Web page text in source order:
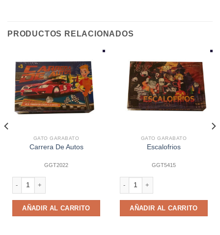
PRODUCTOS RELACIONADOS
GATO GARABATO
Carrera De Autos
GGT2022
AÑADIR AL CARRITO
GATO GARABATO
Escalofrios
GGT5415
AÑADIR AL CARRITO